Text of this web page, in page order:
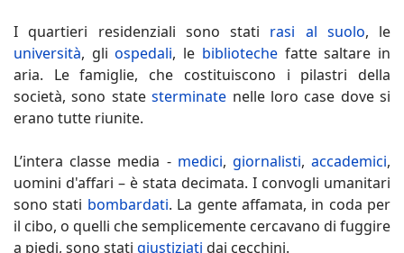
I quartieri residenziali sono stati rasi al suolo, le
università, gliospedali, le bibliotechefatte saltare in
aria. Le famiglie, che costituiscono i pilastri della
società, sono statesterminate nelle loro case dove si
erano tutte riunite.
L’intera classe media - medici, giornalisti,accademici,
uomini d'affari – è stata decimata. I convogli umanitari
sono stati bombardati. La gente affamata, in coda per
il cibo, o quelli che semplicemente cercavano di fuggire
a piedi, sono stati giustiziati dai cecchini.